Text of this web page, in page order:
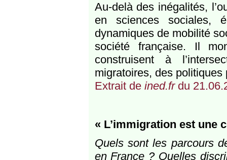
Au-delà des inégalités,
en sciences sociales,
dynamiques de mobilité
société française. Il
construisent à
migratoires, des
Extrait de ined.frdu
« L’immigration est une
Quels sont les parcours
en France ? Quelles